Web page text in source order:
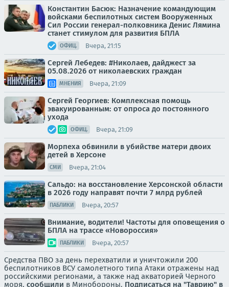
Константин Басюк: Назначение командующим
войсками беспилотных систем Вооруженных
Сил России генерал-полковника Денис Лямина
станет стимулом для развития БПЛА
ОФИЦ. Вчера, 21:15
Сергей Лебедев: #Николаев, дайджест за
05.08.2026 от николаевских граждан
МНЕНИЯ Вчера, 21:09
Сергей Георгиев: Комплексная помощь
эвакуированным: от опроса до постоянного
ухода
ОФИЦ. Вчера, 21:09
Морпеха обвинили в убийстве матери двоих
детей в Херсоне
СМИ Вчера, 21:04
Сальдо: на восстановление Херсонской области
в 2026 году направят почти 7 млрд рублей
ПАБЛИКИ Вчера, 20:57
Внимание, водители! Частоты для оповещения о
БПЛА на трассе «Новороссия»
ПАБЛИКИ Вчера, 20:57
Средства ПВО за день перехватили и уничтожили 200
беспилотников ВСУ самолетного типа Атаки отражены над
российскими регионами, а также над акваторией Черного
моря, сообщили в Минобороны. Подписаться на "Таврию" в